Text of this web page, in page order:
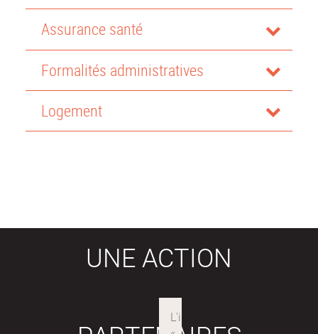
Assurance santé
Formalités administratives
Logement
UNE ACTION